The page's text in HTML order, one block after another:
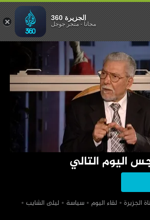
اليوم التالي
الجزيرة ‏لقاء اليوم ‏سياسة
‏ليلى الشايب
التالي
الجزيرة 360
مجاناً-متجر جوجل